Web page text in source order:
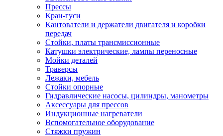
Прессы
Кран-гуси
Кантователи и держатели двигателя и коробки
передач
Стойки, платы трансмиссионные
Катушки электрические, лампы переносные
Мойки деталей
Траверсы
Лежаки, мебель
Стойки опорные
Гидравлические насосы, цилиндры, манометры
Аксессуары для прессов
Индукционные нагреватели
Вспомогательное оборудование
Стяжки пружин